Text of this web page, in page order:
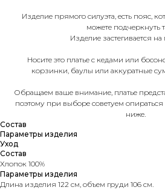
Изделие прямого силуэта, есть пояс,
можете подчеркнуть
Изделие застегивается
Носите это платье с кедами или
корзинки, баулы или аккуратные
Обращаем ваше внимание, платье
поэтому при выборе советуем
ниже.
Состав
Параметры изделия
Уход
Состав
Хлопок 100%
Параметры изделия
Длина изделия 122 см, объем груди 106 см.